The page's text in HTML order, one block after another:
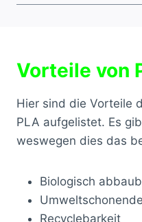
Vorteile von
Hier sind die Vorteile
PLA aufgelistet. Es
weswegen dies das
Biologisch
Recyclebarkeit